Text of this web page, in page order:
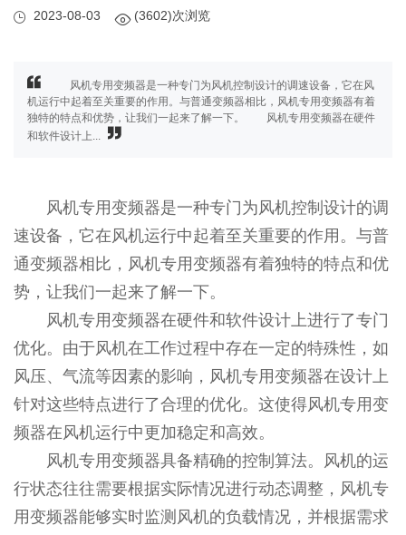
2023-08-03 (3602)次浏览
风机专用变频器是一种专门为风机控制设计的调速设备，它在风
机运行中起着至关重要的作用。与普通变频器相比，风机专用变频器有着
独特的特点和优势，让我们一起来了解一下。 风机专用变频器在硬件
和软件设计上...
风机专用变频器是一种专门为风机控制设计的调
速设备，它在风机运行中起着至关重要的作用。与普
通变频器相比，风机专用变频器有着独特的特点和优
势，让我们一起来了解一下。
风机专用变频器在硬件和软件设计上进行了专门
优化。由于风机在工作过程中存在一定的特殊性，如
风压、气流等因素的影响，风机专用变频器在设计上
针对这些特点进行了合理的优化。这使得风机专用变
频器在风机运行中更加稳定和高效。
风机专用变频器具备精确的控制算法。风机的运
行状态往往需要根据实际情况进行动态调整，风机专
用变频器能够实时监测风机的负载情况，并根据需求